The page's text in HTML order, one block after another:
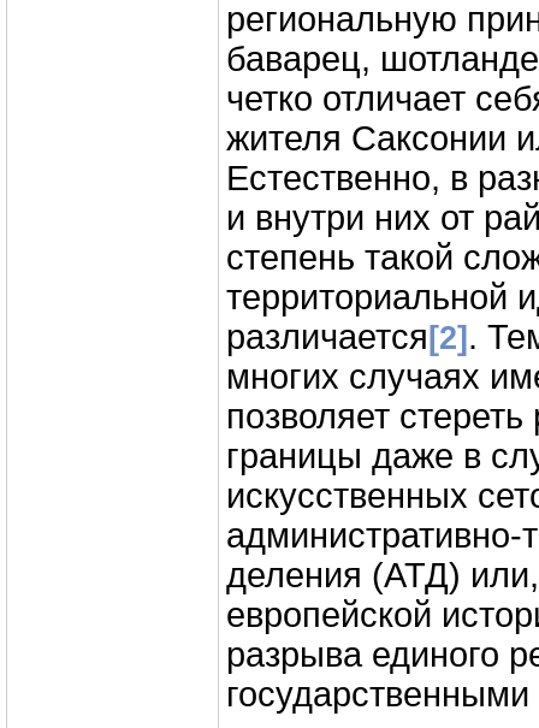
региональную
баварец,
четко отличает
жителя Саксонии
Естественно, в
и внутри них от
степень такой
территориальной
различается [2] .
многих случаях
позволяет
границы даже в
искусственных
административно-
деления (АТД)
европейской
разрыва единого